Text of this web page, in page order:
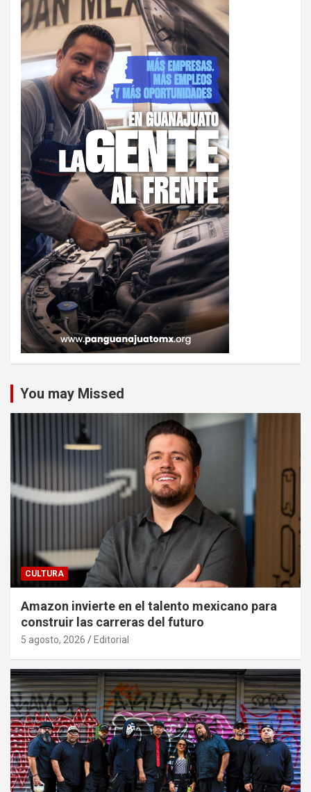
You may Missed
CULTURA
Amazon invierte en el talento mexicano para
construir las carreras del futuro
5 agosto, 2026 Editorial